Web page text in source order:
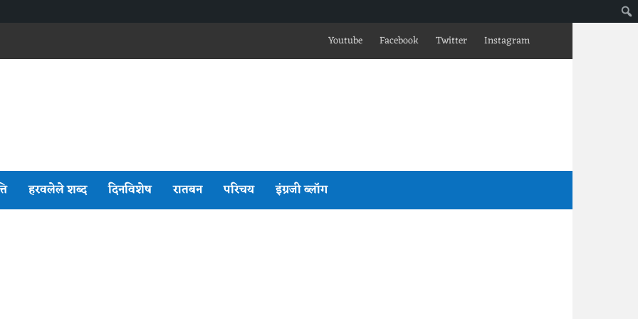
Youtube Facebook Twitter Instagram
हरवलेले शब्द दिनविशेष रातबन परिचय इंग्रजी ब्लॉग